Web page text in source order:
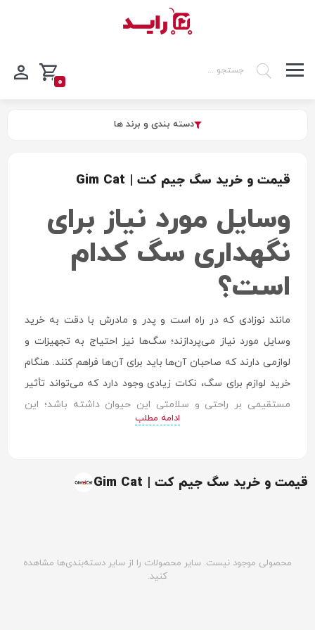
0
دسته بندی و برند ها
قیمت و خرید سگ جیم کت | Gim Cat
وسایل مورد نیاز برای
نگهداری سگ کدام
است؟
مانند نوزادی که در راه است و پدر و مادرش با دقت به خرید
وسایل مورد نیاز می‌پردازند؛ سگ‌ها نیز احتیاج به تجهیزات و
لوازمی دارند که صاحبان آن‌ها باید برای آن‌ها فراهم کنند. هنگام
خرید لوازم برای سگ، نکات زیادی وجود دارد که می‌تواند تأثیر
مستقیمی بر راحتی و سلامتی این حیوان داشته باشد؛ این
نکات شامل اندازه جسمی سگ، تراکم موها، سطح فعالیت
آن‌ها نیز مواردی هستند که می‌توانند بر انتخاب لوازم تأثیرگذار
ادامه مطلب
قیمت و خرید سگ جیم کت | Gim Cat
محصولی موجود نیست. سایر محصولات را از سایر دسته‌بندی‌ها مشاهده
کنید.